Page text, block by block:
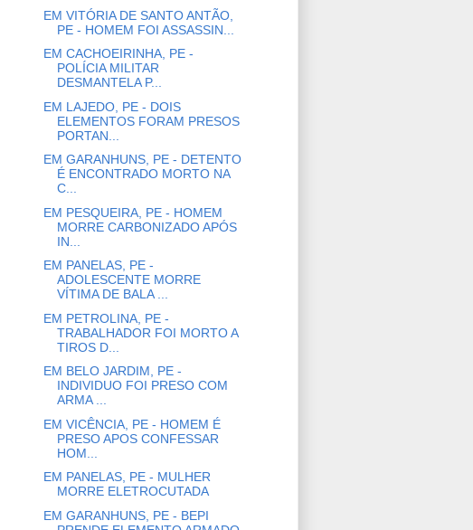
EM VITÓRIA DE SANTO ANTÃO,
PE - HOMEM FOI ASSASSIN...
EM CACHOEIRINHA, PE -
POLÍCIA MILITAR
DESMANTELA P...
EM LAJEDO, PE - DOIS
ELEMENTOS FORAM PRESOS
PORTAN...
EM GARANHUNS, PE - DETENTO
É ENCONTRADO MORTO NA
C...
EM PESQUEIRA, PE - HOMEM
MORRE CARBONIZADO APÓS
IN...
EM PANELAS, PE -
ADOLESCENTE MORRE
VÍTIMA DE BALA ...
EM PETROLINA, PE -
TRABALHADOR FOI MORTO A
TIROS D...
EM BELO JARDIM, PE -
INDIVIDUO FOI PRESO COM
ARMA ...
EM VICÊNCIA, PE - HOMEM É
PRESO APOS CONFESSAR
HOM...
EM PANELAS, PE - MULHER
MORRE ELETROCUTADA
EM GARANHUNS, PE - BEPI